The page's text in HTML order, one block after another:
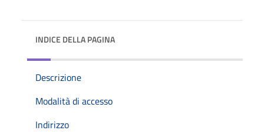
INDICE DELLA PAGINA
Descrizione
Modalità di accesso
Indirizzo